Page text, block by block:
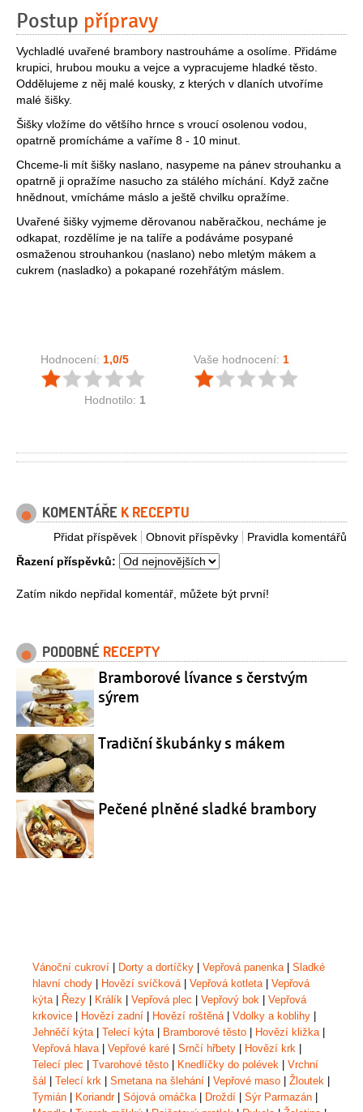
Postup přípravy
Vychladlé uvařené brambory nastrouháme a osolíme. Přidáme
krupici, hrubou mouku a vejce a vypracujeme hladké těsto.
Oddělujeme z něj malé kousky, z kterých v dlaních utvoříme
malé šišky.
Šišky vložíme do většího hrnce s vroucí osolenou vodou,
opatrně promícháme a vaříme 8 - 10 minut.
Chceme-li mít šišky naslano, nasypeme na pánev strouhanku a
opatrně ji opražíme nasucho za stálého míchání. Když začne
hnědnout, vmícháme máslo a ještě chvilku opražíme.
Uvařené šišky vyjmeme děrovanou naběračkou, necháme je
odkapat, rozdělíme je na talíře a podáváme posypané
osmaženou strouhankou (naslano) nebo mletým mákem a
cukrem (nasladko) a pokapané rozehřátým máslem.
Hodnocení: 1,0/5
Hodnotilo: 1
Vaše hodnocení: 1
KOMENTÁŘE K RECEPTU
Pravidla komentářů
Obnovit příspěvky
Přidat příspěvek
Řazení příspěvků:
Zatím nikdo nepřidal komentář, můžete být první!
PODOBNÉ RECEPTY
Bramborové lívance s čerstvým
sýrem
Tradiční škubánky s mákem
Pečené plněné sladké brambory
Vánoční cukroví Dorty a dortíčky Vepřová panenka| Sladké
hlavní chody
Hovězí svíčková| Vepřová kotleta| Vepřová
kýta| Řezy Králík Vepřová plec Vepřový bok
Vepřová
krkovice
Hovězí zadní Hovězí roštěná| Vdolky a koblihy
Jehněčí kýta| Telecí kýta| Bramborové těsto Hovězí kližka|
Vepřová hlava| Vepřové karé Srnčí hřbety Hovězí krk
Telecí plec
Tvarohové těsto Knedlíčky do polévek
Vrchní
šál
Telecí krk Smetana na šlehání Vepřové maso Žloutek
Tymián
Koriandr| Sójová omáčka| Droždí Sýr Parmazán